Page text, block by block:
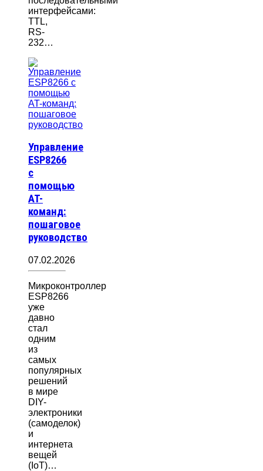
интерфейсами:
TTL,
RS-
232…
Управление
ESP8266
с
помощью
AT-
команд:
пошаговое
руководство
07.02.2026
Микроконтроллер
ESP8266
уже
давно
стал
одним
из
самых
популярных
решений
в мире
DIY-
электроники
(самоделок)
и
интернета
вещей
(IoT)…